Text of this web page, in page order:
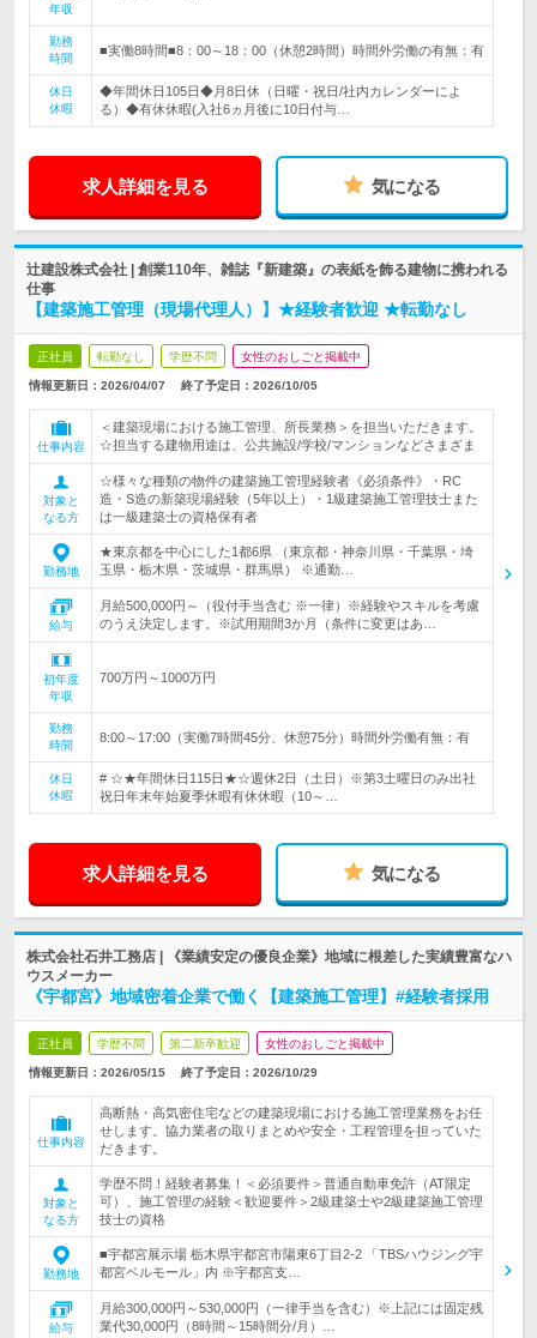
年収
勤務
時間
■実働8時間■8：00～18：00（休憩2時間）時間外労働の有無：有
休日
休暇
◆年間休日105日◆月8日休（日曜・祝日/社内カレンダーによ
る）◆有休休暇(入社6ヵ月後に10日付与…
求人詳細を見る 気になる
辻建設株式会社 | 創業110年、雑誌『新建築』の表紙を飾る建物に携われる
仕事
【建築施工管理（現場代理人）】★経験者歓迎 ★転勤なし
正社員 転勤なし 学歴不問 女性のおしごと掲載中
情報更新日：2026/04/07 終了予定日： 2026/10/05
仕事内容
＜建築現場における施工管理、所長業務＞を担当いただきます。
☆担当する建物用途は、公共施設/学校/マンションなどさまざま
対象と
なる方
☆様々な種類の物件の建築施工管理経験者《必須条件》・RC
造・S造の新築現場経験（5年以上）・1級建築施工管理技士また
は一級建築士の資格保有者
勤務地
★東京都を中心にした1都6県 （東京都・神奈川県・千葉県・埼
玉県・栃木県・茨城県・群馬県） ※通勤…
給与
月給500,000円～（役付手当含む ※一律）※経験やスキルを考慮
のうえ決定します。※試用期間3か月（条件に変更はあ…
初年度
年収
700万円～1000万円
勤務
時間
8:00～17:00（実働7時間45分、休憩75分）時間外労働有無：有
休日
休暇
# ☆★年間休日115日★☆週休2日（土日）※第3土曜日のみ出社
祝日年末年始夏季休暇有休休暇（10～…
求人詳細を見る 気になる
株式会社石井工務店 | 《業績安定の優良企業》地域に根差した実績豊富なハ
ウスメーカー
《宇都宮》地域密着企業で働く【建築施工管理】#経験者採用
正社員 学歴不問 第二新卒歓迎 女性のおしごと掲載中
情報更新日：2026/05/15 終了予定日： 2026/10/29
仕事内容
高断熱・高気密住宅などの建築現場における施工管理業務をお任
せします。協力業者の取りまとめや安全・工程管理を担っていた
だきます。
対象と
なる方
学歴不問！経験者募集！＜必須要件＞普通自動車免許（AT限定
可）、施工管理の経験＜歓迎要件＞2級建築士や2級建築施工管理
技士の資格
勤務地
■宇都宮展示場 栃木県宇都宮市陽東6丁目2-2 「TBSハウジング宇
都宮ベルモール」内 ※宇都宮支…
給与
月給300,000円～530,000円（一律手当を含む）※上記には固定残
業代30,000円（8時間～15時間分/月）…